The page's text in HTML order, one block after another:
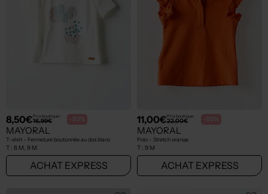
8,50€Prix boutique :
16,99€ -50%
MAYORAL
T-shirt - Fermeture boutonnée au dos blanc
T : 6 M, 9 M
ACHAT EXPRESS
11,00€Prix boutique :
22,00€ -50%
MAYORAL
Polo - Stretch orange
T : 9 M
ACHAT EXPRESS